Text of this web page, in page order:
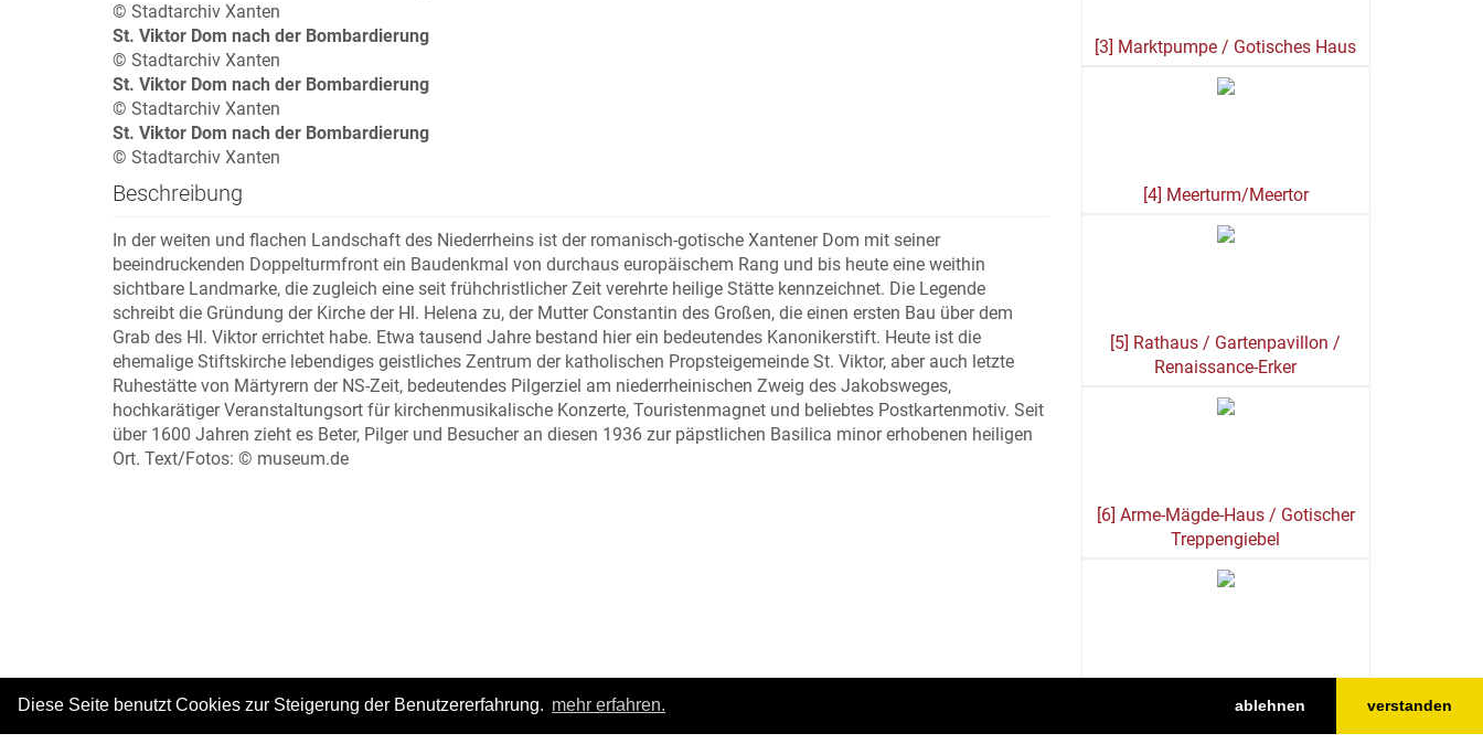
Diese Seite benutzt Cookies zur Steigerung der Benutzererfahrung. mehr erfahren. ablehnen verstanden
© Stadtarchiv Xanten
St. Viktor Dom nach der Bombardierung
© Stadtarchiv Xanten
St. Viktor Dom nach der Bombardierung
© Stadtarchiv Xanten
St. Viktor Dom nach der Bombardierung
© Stadtarchiv Xanten
Beschreibung
In der weiten und flachen Landschaft des Niederrheins ist der romanisch-gotische Xantener Dom mit seiner
beeindruckenden Doppelturmfront ein Baudenkmal von durchaus europäischem Rang und bis heute eine weithin
sichtbare Landmarke, die zugleich eine seit frühchristlicher Zeit verehrte heilige Stätte kennzeichnet. Die Legende
schreibt die Gründung der Kirche der Hl. Helena zu, der Mutter Constantin des Großen, die einen ersten Bau über dem
Grab des Hl. Viktor errichtet habe. Etwa tausend Jahre bestand hier ein bedeutendes Kanonikerstift. Heute ist die
ehemalige Stiftskirche lebendiges geistliches Zentrum der katholischen Propsteigemeinde St. Viktor, aber auch letzte
Ruhestätte von Märtyrern der NS-Zeit, bedeutendes Pilgerziel am niederrheinischen Zweig des Jakobsweges,
hochkarätiger Veranstaltungsort für kirchenmusikalische Konzerte, Touristenmagnet und beliebtes Postkartenmotiv. Seit
über 1600 Jahren zieht es Beter, Pilger und Besucher an diesen 1936 zur päpstlichen Basilica minor erhobenen heiligen
Ort. Text/Fotos: © museum.de
[3] Marktpumpe / Gotisches Haus
[4] Meerturm/Meertor
[5] Rathaus / Gartenpavillon /
Renaissance-Erker
[6] Arme-Mägde-Haus / Gotischer
Treppengiebel